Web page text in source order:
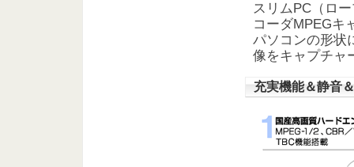
スリムPC（ロ
コーダMPEGキ
パソコンの形状
像をキャプチャ
充実機能＆静音